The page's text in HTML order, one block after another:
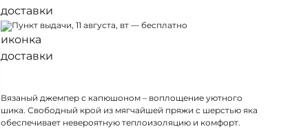
Пункт выдачи, 11 августа, вт — бесплатно
Вязаный джемпер с капюшоном – воплощение уютного
шика. Свободный крой из мягчайшей пряжи с шерстью яка
обеспечивает невероятную теплоизоляцию и комфорт.